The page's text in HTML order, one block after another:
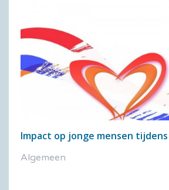
Impact op jonge mensen
Algemeen